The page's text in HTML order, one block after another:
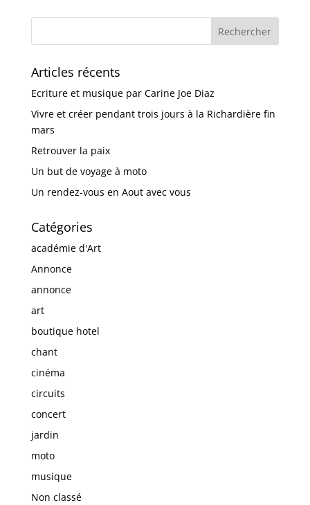
Articles récents
Ecriture et musique par Carine Joe Diaz
Vivre et créer pendant trois jours à la Richardière fin
mars
Retrouver la paix
Un but de voyage à moto
Un rendez-vous en Aout avec vous
Catégories
académie d'Art
Annonce
annonce
art
boutique hotel
chant
cinéma
circuits
concert
jardin
moto
musique
Non classé